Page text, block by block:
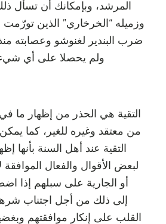
المرشد، وبإمكانك أن تسأل
وزميله “الخرخاري” الذين تورّمت
ولم يحصلا على أي
من معتقد وغيره للغير، كما
التقية عند أهل السنة بأنها
لبعض الأقوال والفعال الموافقة
أو الجارية على سبلهم إذا
إلى ذلك من أجل اجتناب
القلب على إنكار موافقتهم